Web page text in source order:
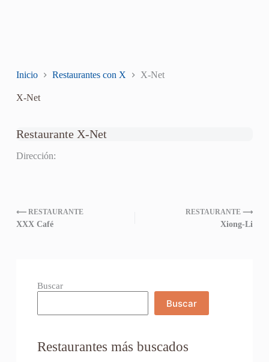
Inicio Restaurantes con X X-Net
X-Net
Restaurante X-Net
Dirección:
⟵ RESTAURANTE
XXX Café
RESTAURANTE ⟶
Xiong-Li
Buscar
Buscar
Restaurantes más buscados